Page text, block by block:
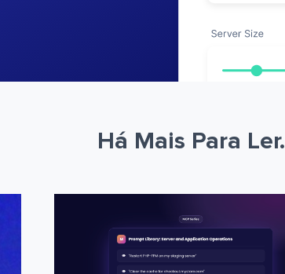
Há Mais Para Ler.